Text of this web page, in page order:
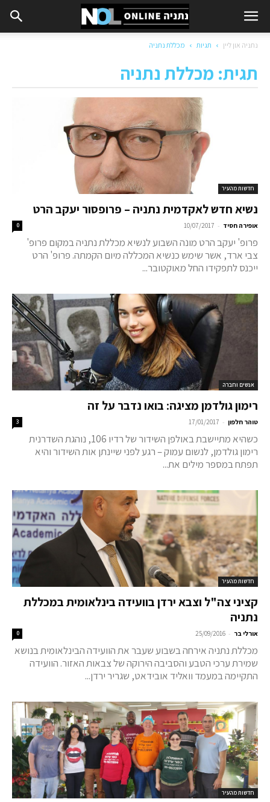
נתניה און ליין תגיות מכללת נתניה
תגית: מכללת נתניה
חדשות מהעיר
נשיא חדש לאקדמית נתניה – פרופסור יעקב הרט
אופירה חסיד -
10/07/2017
0
פרופ' יעקב הרט מונה השבוע לנשיא מכללת נתניה במקום פרופ'
צבי ארד, אשר שימש כנשיא המכללה מיום הקמתה. פרופ' הרט
ייכנס לתפקידו החל מאוקטובר...
אנשים וחברה
רימון גולדמן מציגה: בואו נדבר על זה
טוהר חלפון -
17/01/2017
3
כשהיא מתיישבת באולפן השידור של רדיו 106, נוהגת השדרנית
רימון גולדמן, לנשום עמוק – רגע לפני שיינתן אות השידור והיא
תפתח במספר מילים את...
חדשות מהעיר
קציני צה"ל וצבא ירדן בוועידה בינלאומית במכללת
נתניה
אורלי בר -
25/09/2016
0
מכללת נתניה אירחה בשבוע שעבר את הוועידה הבינלאומית בנושא
שמירת ערכי הטבע והסביבה הירוקה של צבאות האזור. הוועידה
התקיימה במעמד וואליד אובידאט, שגריר ירדן...
חדשות מהעיר